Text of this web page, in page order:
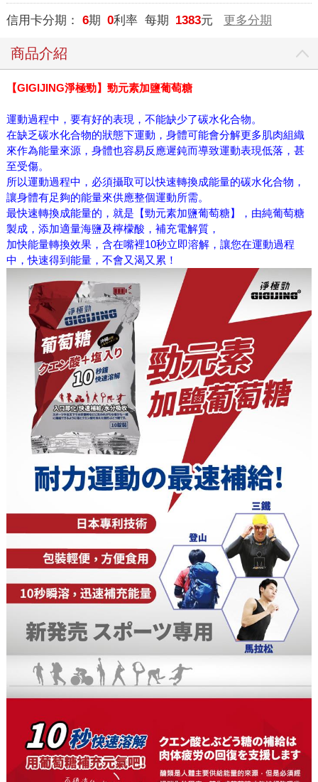
信用卡分期： 6期 0利率 每期 1383元 更多分期
商品介紹
【GIGIJING淨極勁】勁元素加鹽葡萄糖
運動過程中，要有好的表現，不能缺少了碳水化合物。
在缺乏碳水化合物的狀態下運動，身體可能會分解更多肌肉組織
來作為能量來源，身體也容易反應遲鈍而導致運動表現低落，甚
至受傷。
所以運動過程中，必須攝取可以快速轉換成能量的碳水化合物，
讓身體有足夠的能量來供應整個運動所需。
最快速轉換成能量的，就是【勁元素加鹽葡萄糖】，由純葡萄糖
製成，添加適量海鹽及檸檬酸，補充電解質，
加快能量轉換效果，含在嘴裡10秒立即溶解，讓您在運動過程
中，快速得到能量，不會又渴又累！